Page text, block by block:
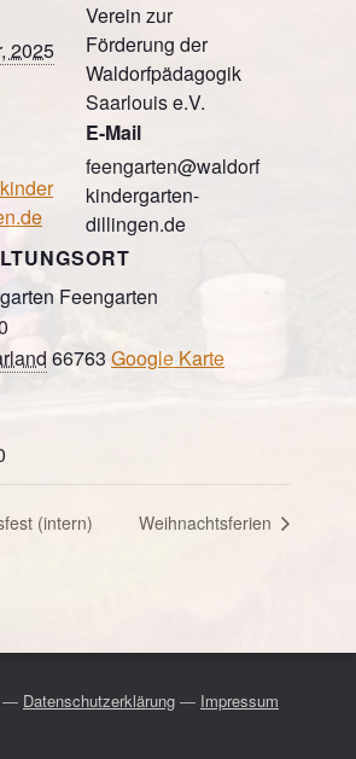
2025
Feengarten
66763 Google Karte
Verein zur
Förderung der
Waldorfpädagogik
Saarlouis e.V.
E-Mail
feengarten@waldorf
kindergarten-
dillingen.de
(intern) Weihnachtsferien
— Datenschutzerklärung — Impressum